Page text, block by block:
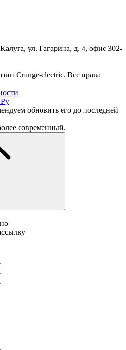
ул. Гагарина, д. 4, офис 302-
Orange-electric. Все права
обновить его до последней
современный.